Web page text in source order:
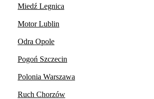
Miedź Legnica
Motor Lublin
Odra Opole
Pogoń Szczecin
Polonia Warszawa
Ruch Chorzów